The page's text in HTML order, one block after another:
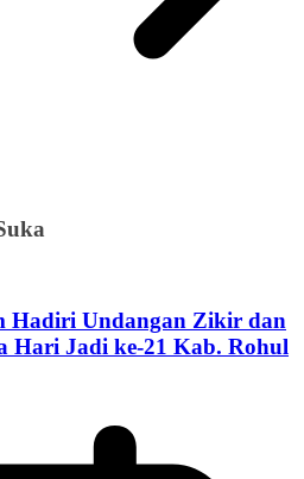
Hadiri Undangan Zikir dan
Hari Jadi ke-21 Kab. Rohul